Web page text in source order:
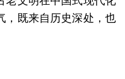
，既来自历史深处，也